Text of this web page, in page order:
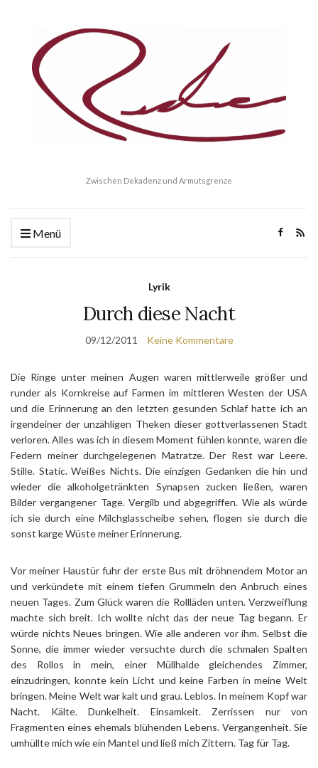
Zwischen Dekadenz und Armutsgrenze
Menü
Lyrik
Durch diese Nacht
09/12/2011 Keine Kommentare
Die Ringe unter meinen Augen waren mittlerweile größer und
runder als Kornkreise auf Farmen im mittleren Westen der USA
und die Erinnerung an den letzten gesunden Schlaf hatte ich an
irgendeiner der unzähligen Theken dieser gottverlassenen Stadt
verloren. Alles was ich in diesem Moment fühlen konnte, waren die
Federn meiner durchgelegenen Matratze. Der Rest war Leere.
Stille. Static. Weißes Nichts. Die einzigen Gedanken die hin und
wieder die alkoholgetränkten Synapsen zucken ließen, waren
Bilder vergangener Tage. Vergilb und abgegriffen. Wie als würde
ich sie durch eine Milchglasscheibe sehen, flogen sie durch die
sonst karge Wüste meiner Erinnerung.
Vor meiner Haustür fuhr der erste Bus mit dröhnendem Motor an
und verkündete mit einem tiefen Grummeln den Anbruch eines
neuen Tages. Zum Glück waren die Rollläden unten. Verzweiflung
machte sich breit. Ich wollte nicht das der neue Tag begann. Er
würde nichts Neues bringen. Wie alle anderen vor ihm. Selbst die
Sonne, die immer wieder versuchte durch die schmalen Spalten
des Rollos in mein, einer Müllhalde gleichendes Zimmer,
einzudringen, konnte kein Licht und keine Farben in meine Welt
bringen. Meine Welt war kalt und grau. Leblos. In meinem Kopf war
Nacht. Kälte. Dunkelheit. Einsamkeit. Zerrissen nur von
Fragmenten eines ehemals blühenden Lebens. Vergangenheit. Sie
umhüllte mich wie ein Mantel und ließ mich Zittern. Tag für Tag.